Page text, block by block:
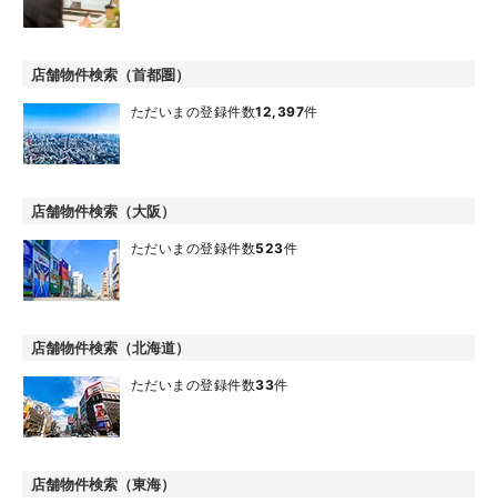
店舗物件検索（首都圏）
ただいまの登録件数12,397件
店舗物件検索（大阪）
ただいまの登録件数523件
店舗物件検索（北海道）
ただいまの登録件数33件
店舗物件検索（東海）